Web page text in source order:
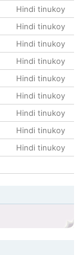
Hindi tinukoy
Hindi tinukoy
Hindi tinukoy
Hindi tinukoy
Hindi tinukoy
Hindi tinukoy
Hindi tinukoy
Hindi tinukoy
Hindi tinukoy